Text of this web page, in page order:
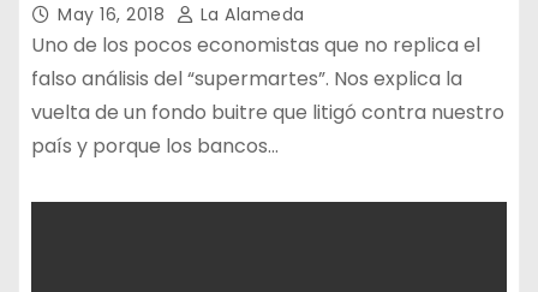
May 16, 2018 La Alameda
Uno de los pocos economistas que no replica el
falso análisis del “supermartes”. Nos explica la
vuelta de un fondo buitre que litigó contra nuestro
país y porque los bancos…